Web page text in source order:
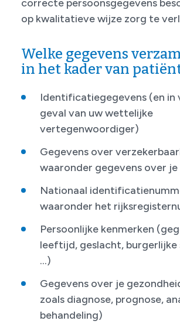
correcte persoonsgegevens
op kwalitatieve wijze zorg te
Welke gegevens
in het kader van
Identificatiegegevens (en in
geval van uw wettelijke
vertegenwoordiger)
Gegevens over
waaronder gegevens over
Nationaal
waaronder het
Persoonlijke kenmerken
leeftijd, geslacht,
...)
Gegevens over je
zoals diagnose, prognose,
behandeling)